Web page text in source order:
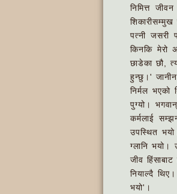
निमित्त
पत्नी जसरी
किनकि मेरो
छाडेका छौ,
हुन्छु।'
निर्मल
पुग्यो।
कर्मलाई
उपस्थित
ग्लानि
जीव
नियाल्दै
भयो'।